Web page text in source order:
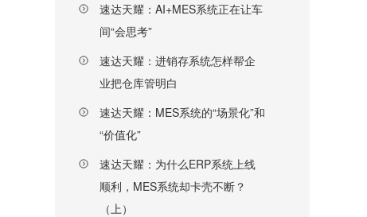
速达天耀：AI+MES系统正在让车
间“会思考”
速达天耀：进销存系统怎样帮企
业把仓库管明白
速达天耀：MES系统的“场景化”和
“价值化”
速达天耀：为什么ERP系统上线
顺利，MES系统却卡壳不断？
（上）